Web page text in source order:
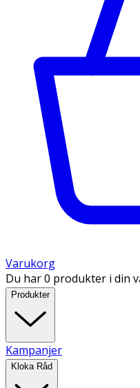
Varukorg
Du har 0 produkter i din
Produkter
Kampanjer
Kloka Råd